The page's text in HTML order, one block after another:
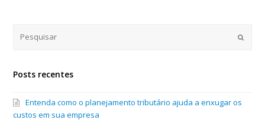
Submit
Posts recentes
Entenda como o planejamento tributário ajuda a enxugar os
custos em sua empresa